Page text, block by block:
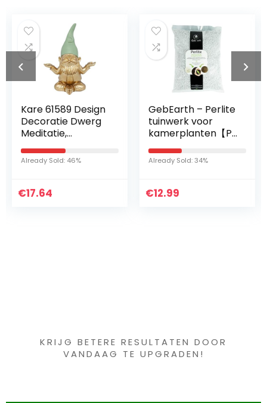
Kare 61589 Design
Decoratie Dwerg
Meditatie,
Goudgroen,
Tuindwerg, Hoogte
19 Cm,Meerkleurig
Already Sold: 46%
€17.64
GebEarth – Perlite
tuinwerk voor
kamerplanten【P
erlite Spansa 5 l 】
Already Sold: 34%
€12.99
KRIJG BETERE RESULTATEN DOOR
VANDAAG TE UPGRADEN!